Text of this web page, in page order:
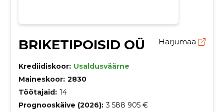
BRIKETIPOISID OÜ Harjumaa
Krediidiskoor: Usaldusväärne
Maineskoor: 2830
Töötajaid: 14
Prognooskäive (2026): 3 588 905 €